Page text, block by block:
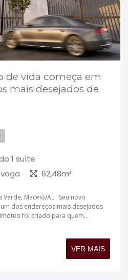
de vida começa em
mais desejados de
1 suíte
vaga 62,48m²
Verde, Maceió/AL Seu novo
dos endereços mais desejados
foi criado para quem...
VER MAIS